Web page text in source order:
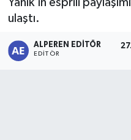
Yanık’ın esprili
ulaştı.
ALPEREN EDITÖR
EDITÖR
Ekonomi